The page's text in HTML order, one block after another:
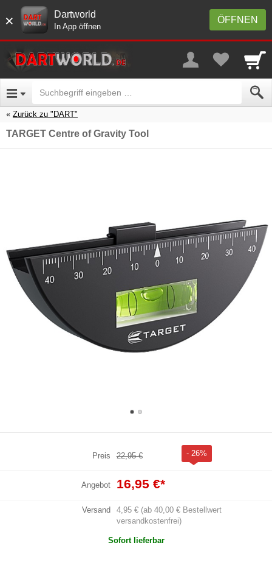
× ÖFFNEN
Dartworld
In App öffnen
Zurück zu "DART"
TARGET Centre of Gravity Tool
Preis 22,95 € - 26%
Angebot 16,95 €*
Versand
4,95 € (ab 40,00 € Bestellwert
versandkostenfrei)
Sofort lieferbar